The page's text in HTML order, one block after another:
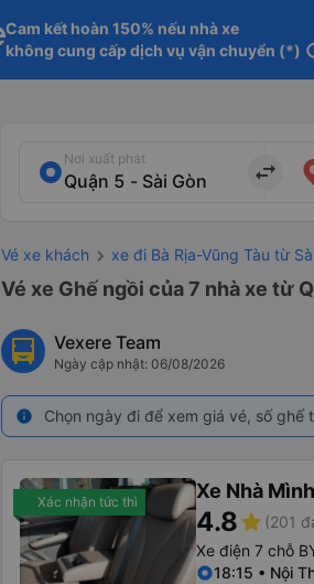
Cam kết hoàn 150% nếu nhà xe
không cung cấp dịch vụ vận chuyển (*)
Nơi xuất phát
import_export
Vé xe khách xe đi Bà Rịa-Vũng Tàu từ
Vé xe Ghế ngồi của 7 nhà xe từ
Vexere Team
Ngày cập nhật: 06/08/2026
info Chọn ngày đi để xem giá vé, số
Xác nhận tức thì Xe Nhà
4.8star (201
Xe điện 7 chỗ
18:15 • Nội